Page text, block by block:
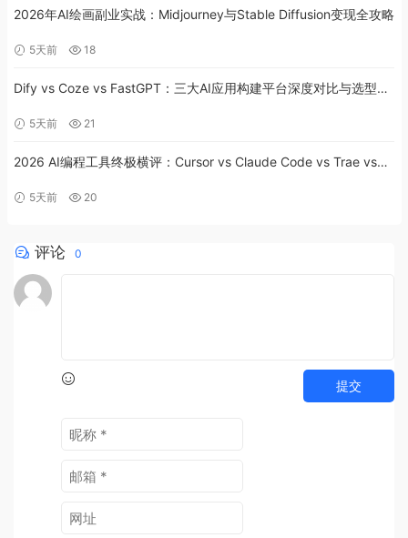
2026年AI绘画副业实战：Midjourney与Stable Diffusion变现全攻略
5天前 18
Dify vs Coze vs FastGPT：三大AI应用构建平台深度对比与选型指
5天前 21
2026 AI编程工具终极横评：Cursor vs Claude Code vs Trae vs
5天前 20
评论 0
提交